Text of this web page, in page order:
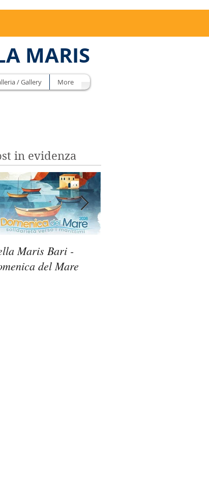
MARIS
/ Gallery More
in evidenza
Maris Bari -
del Mare